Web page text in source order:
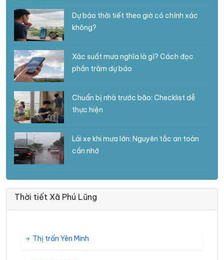
Dự báo thời tiết theo giờ có chính xác
không?
Xác suất mưa nghĩa là gì? Cách đọc
phần trăm dự báo
Chuẩn bị nhà trước bão: Checklist dễ
thực hiện
Lái xe khi mưa lớn: Nguyên tắc an toàn
cần nhớ
Thời tiết Xã Phú Lũng
Thị trấn Yên Minh